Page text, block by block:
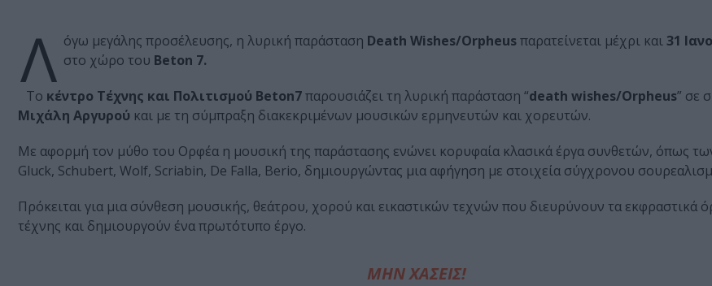
Λ όγω μεγάλης προσέλευσης, η λυρική παράσταση Death Wishes/Orpheusπαρατείνεται μέχρι και31
στο χώρο του Beton 7.
Το κέντρο Τέχνης και Πολιτισμού Βeton7παρουσιάζει τη λυρική παράσταση “death wishes/Orpheus” σε
Μιχάλη Αργυρού και με τη σύμπραξη διακεκριμένων μουσικών ερμηνευτών και χορευτών.
Με αφορμή τον μύθο του Ορφέα η μουσική της παράστασης ενώνει κορυφαία κλασικά έργα συνθετών, όπως
Gluck, Schubert, Wolf, Scriabin, De Falla, Berio, δημιουργώντας μια αφήγηση με στοιχεία σύγχρονου
Πρόκειται για μια σύνθεση μουσικής, θεάτρου, χορού και εικαστικών τεχνών που διευρύνουν τα εκφραστικά
τέχνης και δημιουργούν ένα πρωτότυπο έργο.
ΜΗΝ ΧΑΣΕΙΣ!